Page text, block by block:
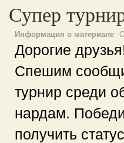
Супер
Информация о материале
Дорогие
Спешим
турнир среди
нардам.
получить